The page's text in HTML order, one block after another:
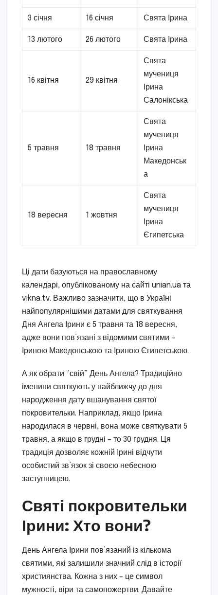
3 січня 16 січня Свята Ірина
13 лютого 26 лютого Свята Ірина
16 квітня 29 квітня
Свята
мучениця
Ірина
Салонікська
5 травня 18 травня
Свята
мучениця
Ірина
Македонськ
а
18 вересня 1 жовтня
Свята
мучениця
Ірина
Єгипетська
Ці дати базуються на православному
календарі, опублікованому на сайті unian.ua та
vikna.tv. Важливо зазначити, що в Україні
найпопулярнішими датами для святкування
Дня Ангела Ірини є 5 травня та 18 вересня,
адже вони пов’язані з відомими святими –
Іриною Македонською та Іриною Єгипетською.
А як обрати “свій” День Ангела? Традиційно
іменини святкують у найближчу до дня
народження дату вшанування святої
покровительки. Наприклад, якщо Ірина
народилася в червні, вона може святкувати 5
травня, а якщо в грудні – то 30 грудня. Ця
традиція дозволяє кожній Ірині відчути
особистий зв’язок зі своєю небесною
заступницею.
Святі покровительки
Ірини: Хто вони?
День Ангела Ірини пов’язаний із кількома
святими, які залишили значний слід в історії
християнства. Кожна з них – це символ
мужності, віри та самопожертви. Давайте